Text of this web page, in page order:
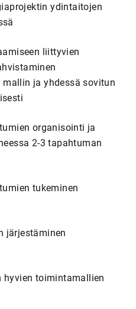
ydintaitojen
liittyvien
ja yhdessä sovitun
organisointi ja
2-3 tapahtuman
tukeminen
järjestäminen
hyvien toimintamallien